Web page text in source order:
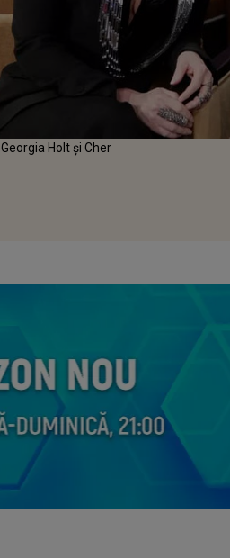
Georgia Holt și Cher